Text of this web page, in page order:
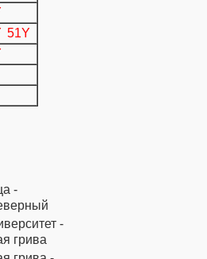
51Y
-
-
грива